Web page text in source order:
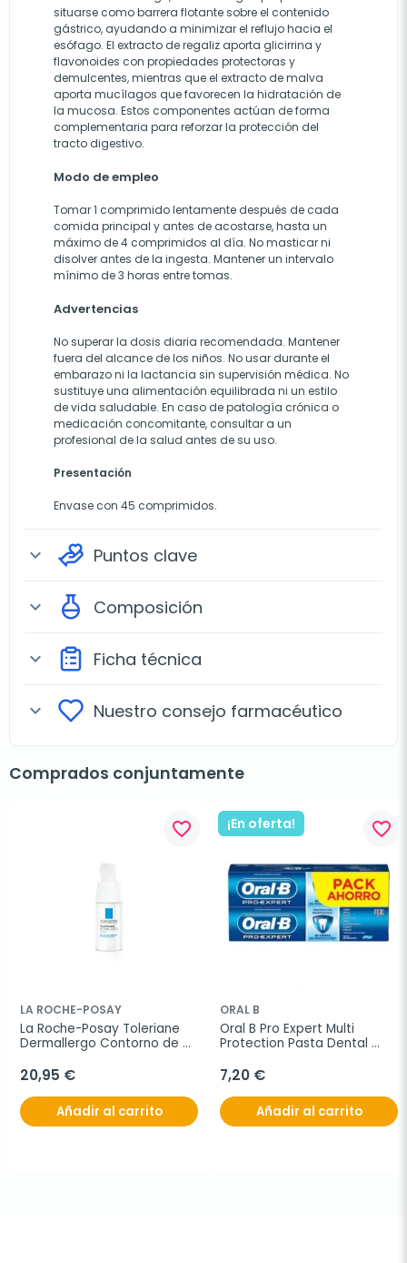
situarse como barrera flotante sobre el contenido
gástrico, ayudando a minimizar el reflujo hacia el
esófago. El extracto de regaliz aporta glicirrina y
flavonoides con propiedades protectoras y
demulcentes, mientras que el extracto de malva
aporta mucílagos que favorecen la hidratación de
la mucosa. Estos componentes actúan de forma
complementaria para reforzar la protección del
tracto digestivo.
Modo de empleo
Tomar 1 comprimido lentamente después de cada
comida principal y antes de acostarse, hasta un
máximo de 4 comprimidos al día. No masticar ni
disolver antes de la ingesta. Mantener un intervalo
mínimo de 3 horas entre tomas.
Advertencias
No superar la dosis diaria recomendada. Mantener
fuera del alcance de los niños. No usar durante el
embarazo ni la lactancia sin supervisión médica. No
sustituye una alimentación equilibrada ni un estilo
de vida saludable. En caso de patología crónica o
medicación concomitante, consultar a un
profesional de la salud antes de su uso.
Presentación
Envase con 45 comprimidos.
expand_more Puntos clave
expand_more Composición
expand_more Ficha técnica
expand_more Nuestro consejo farmacéutico
Comprados conjuntamente
favorite_border
LA ROCHE-POSAY
La Roche-Posay Toleriane
Dermallergo Contorno de
20,95 €
Añadir al carrito
¡En oferta! favorite_border
ORAL B
Oral B Pro Expert Multi
Protection Pasta Dental
7,20 €
Añadir al carrito